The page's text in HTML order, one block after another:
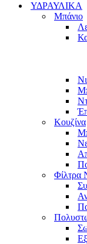
ΥΔΡΑΥΛΙΚΑ
Μπάνιο
Κουζίνα
Φίλτρα